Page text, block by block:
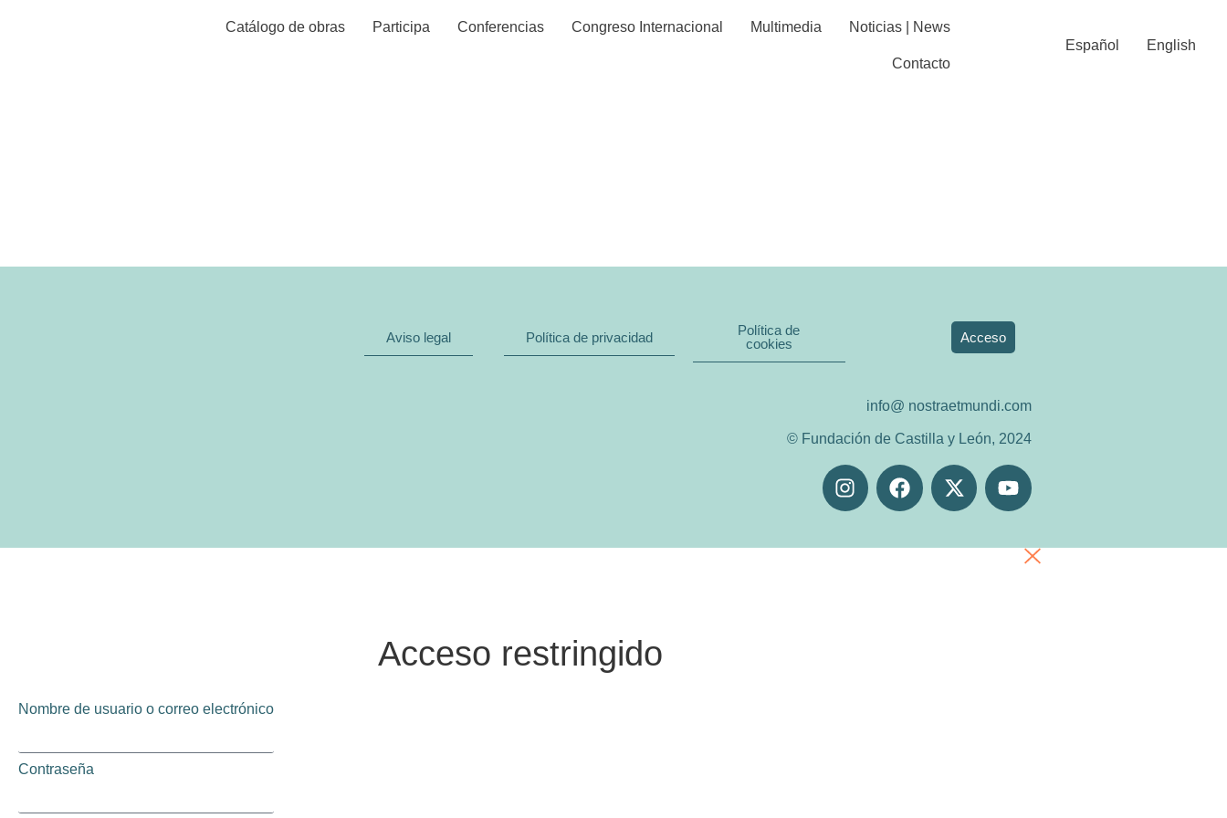
Catálogo de obras Participa Conferencias Congreso Internacional Multimedia Noticias | News
Contacto
Español English
Aviso legal Política de privacidad
Política de
cookies
Acceso
info@ nostraetmundi.com
© Fundación de Castilla y León, 2024
Acceso restringido
Nombre de usuario o correo electrónico
Contraseña